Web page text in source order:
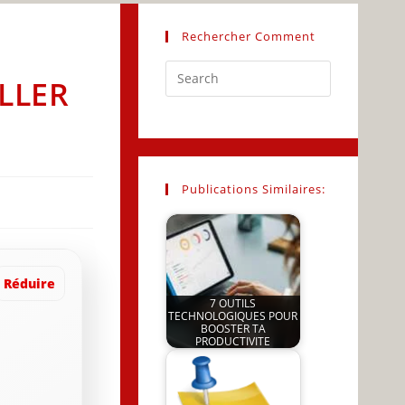
Réduire
Rechercher Comment
Escape
close
the
Publications Similaires:
7 OUTILS
TECHNOLOGIQUES POUR
BOOSTER TA
PRODUCTIVITE
by
JeunInfo.J.l.